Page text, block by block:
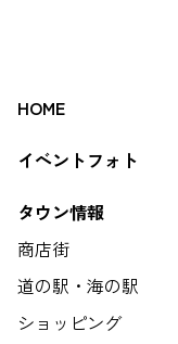
HOME
イベントフォト
タウン情報
商店街
道の駅・海の駅
ショッピング